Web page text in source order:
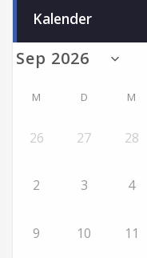
Kalender
M D M
26 27 28
2 3 4
9 10 11